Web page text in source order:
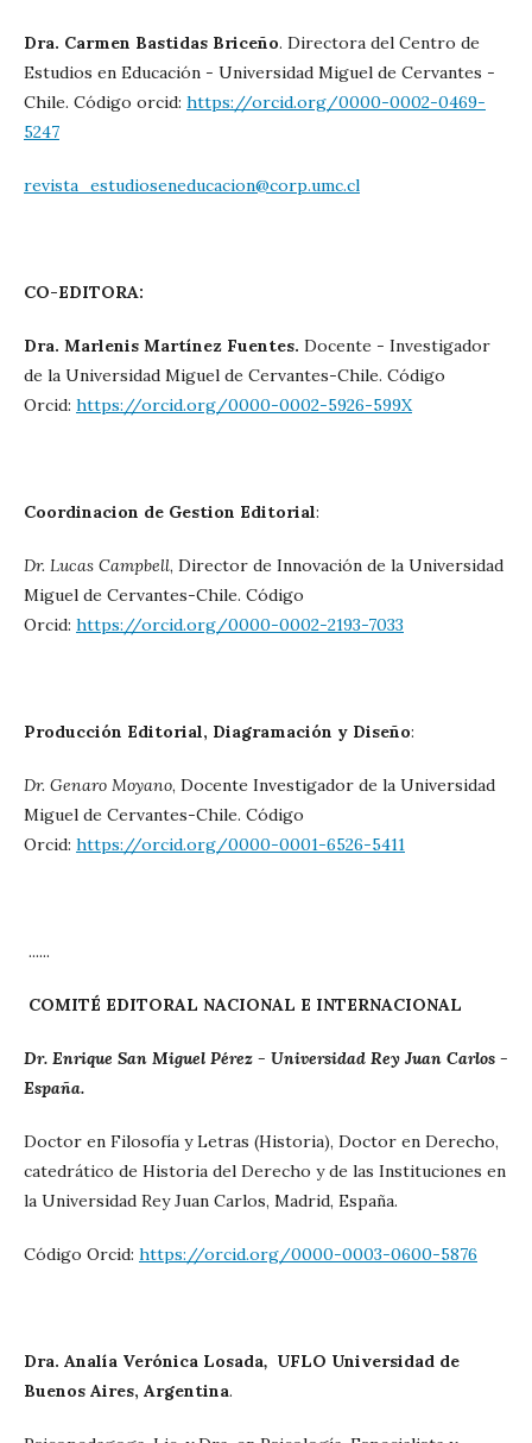
Dra. Carmen Bastidas Briceño. Directora del Centro de
Estudios en Educación - Universidad Miguel de Cervantes -
Chile. Código orcid: https://orcid.org/0000-0002-0469-
5247
revista_estudioseneducacion@corp.umc.cl
CO-EDITORA:
Dra. Marlenis Martínez Fuentes. Docente - Investigador
de la Universidad Miguel de Cervantes-Chile. Código
Orcid: https://orcid.org/0000-0002-5926-599X
Coordinacion de Gestion Editorial:
Dr. Lucas Campbell, Director de Innovación de la Universidad
Miguel de Cervantes-Chile. Código
Orcid: https://orcid.org/0000-0002-2193-7033
Producción Editorial, Diagramación y Diseño:
Dr. Genaro Moyano, Docente Investigador de la Universidad
Miguel de Cervantes-Chile. Código
Orcid: https://orcid.org/0000-0001-6526-5411
......
COMITÉ EDITORAL NACIONAL E INTERNACIONAL
Dr. Enrique San Miguel Pérez - Universidad Rey Juan Carlos -
España.
Doctor en Filosofía y Letras (Historia), Doctor en Derecho,
catedrático de Historia del Derecho y de las Instituciones en
la Universidad Rey Juan Carlos, Madrid, España.
Código Orcid: https://orcid.org/0000-0003-0600-5876
Dra. Analía Verónica Losada, UFLO Universidad de
Buenos Aires, Argentina.